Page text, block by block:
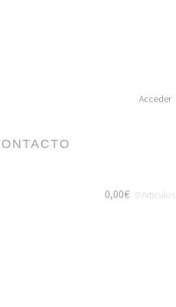
Acceder
0,00€ 0 Articulos